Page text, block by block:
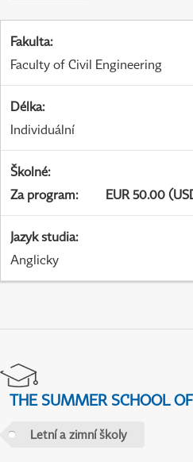
Fakulta:
Faculty of Civil Engineering
Délka:
Individuální
Školné:
Za program: EUR 50.00
Jazyk studia:
Anglicky
THE SUMMER SCHOOL
Letní a zimní školy